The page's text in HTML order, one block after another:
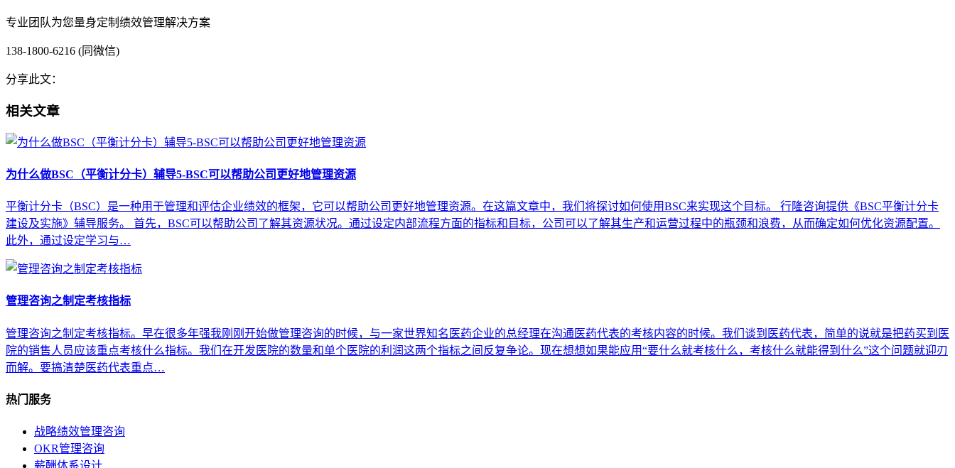
专业团队为您量身定制绩效管理解决方案
138-1800-6216 (同微信)
分享此文：
相关文章
为什么做BSC（平衡计分卡）辅导5-BSC可以帮助公司更好地管理资源
平衡计分卡（BSC）是一种用于管理和评估企业绩效的框架，它可以帮助公司更好地管理资源。在这篇文章中，我们将探讨如何使用BSC来实现这个目标。 行隆咨询提供《BSC平衡计分卡
建设及实施》辅导服务。 首先，BSC可以帮助公司了解其资源状况。通过设定内部流程方面的指标和目标，公司可以了解其生产和运营过程中的瓶颈和浪费，从而确定如何优化资源配置。
此外，通过设定学习与…
管理咨询之制定考核指标
管理咨询之制定考核指标。早在很多年强我刚刚开始做管理咨询的时候，与一家世界知名医药企业的总经理在沟通医药代表的考核内容的时候。我们谈到医药代表，简单的说就是把药买到医
院的销售人员应该重点考核什么指标。我们在开发医院的数量和单个医院的利润这两个指标之间反复争论。现在想想如果能应用“要什么就考核什么，考核什么就能得到什么”这个问题就迎刃
而解。要搞清楚医药代表重点…
热门服务
战略绩效管理咨询
OKR管理咨询